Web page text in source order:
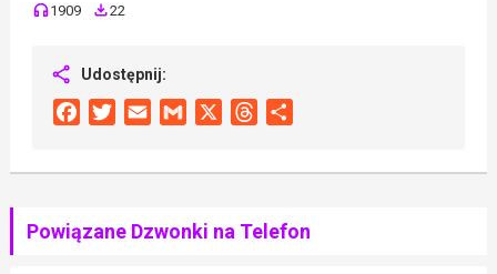
1909 22
Udostępnij:
FacebookTwitterEmail Gmail Threads
Powiązane Dzwonki na Telefon